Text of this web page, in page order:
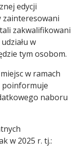
edycji
zainteresowani
zakwalifikowani
w
tym osobom.
w ramach
poinformuje
naboru
w 2025 r. tj.: